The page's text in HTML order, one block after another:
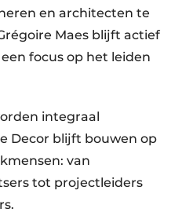
en architecten te
Maes blijft actief
focus op het leiden
integraal
Decor blijft bouwen op
van
tot projectleiders